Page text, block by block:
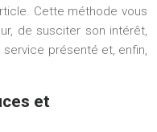
Cette méthode vous
de susciter son intérêt,
présenté et, enfin,
et